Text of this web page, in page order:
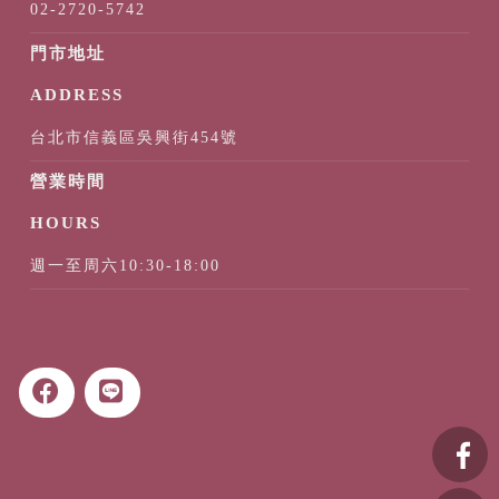
02-2720-5742
台北市信義區吳興街454號
週一至周六10:30-18:00